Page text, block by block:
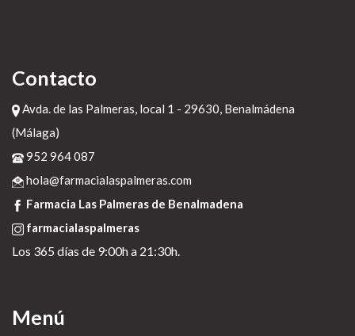
Contacto
Avda. de las Palmeras, local 1 - 29630, Benalmádena
(Málaga)
952 964 087
hola@farmacialaspalmeras.com
Farmacia Las Palmeras de Benalmadena
farmacialaspalmeras
Los 365 días de 9:00h a 21:30h.
Menú